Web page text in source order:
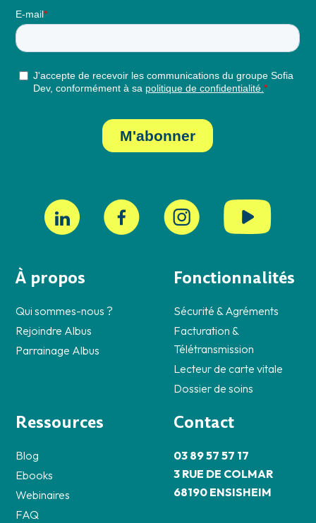
À propos
Qui sommes-nous ?
Rejoindre Albus
Parrainage Albus
Fonctionnalités
Sécurité & Agréments
Facturation &
Télétransmission
Lecteur de carte vitale
Dossier de soins
Ressources
Blog
Ebooks
Webinaires
FAQ
Contact
03 89 57 57 17
3 RUE DE COLMAR
68190 ENSISHEIM